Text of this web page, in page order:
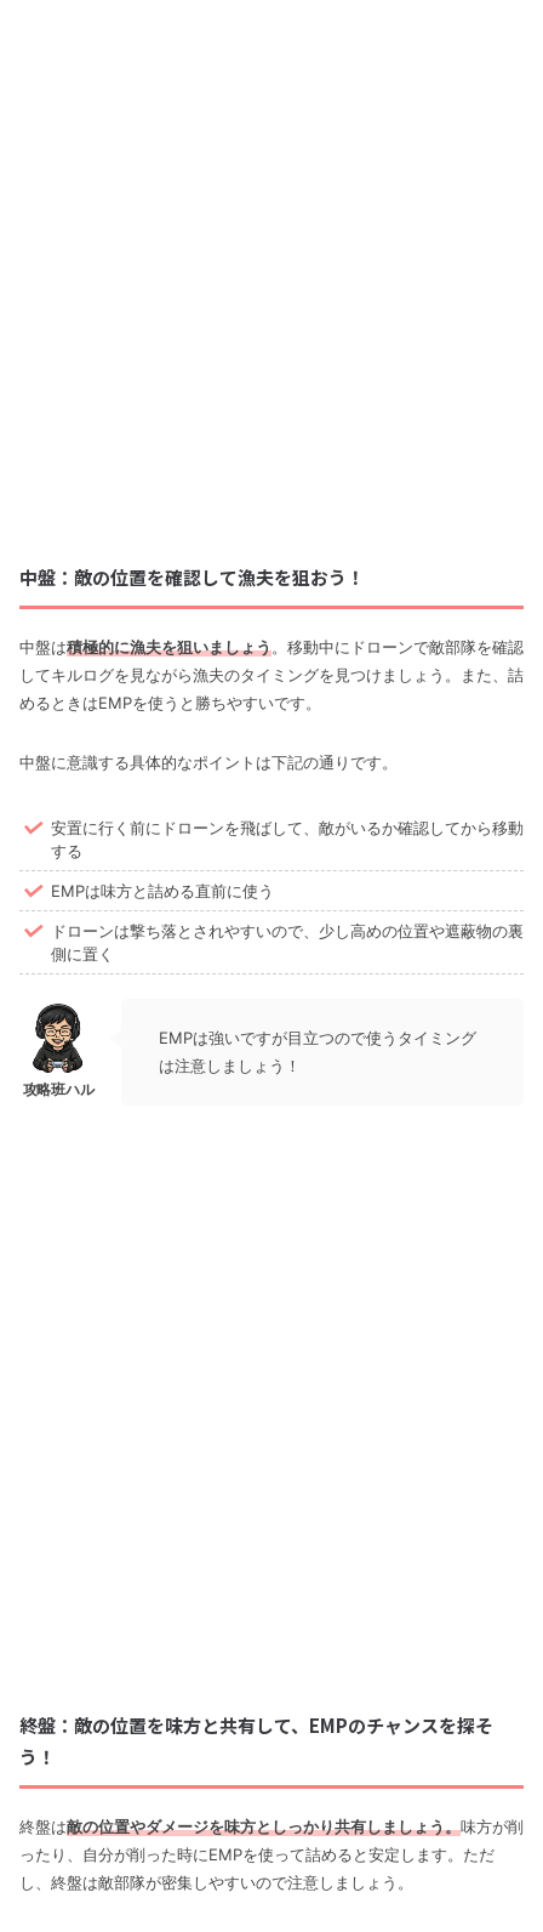
中盤：敵の位置を確認して漁夫を狙おう！
中盤は積極的に漁夫を狙いましょう。移動中にドローンで敵部隊を確認
してキルログを見ながら漁夫のタイミングを見つけましょう。また、詰
めるときはEMPを使うと勝ちやすいです。
中盤に意識する具体的なポイントは下記の通りです。
安置に行く前にドローンを飛ばして、敵がいるか確認してから移動
する
EMPは味方と詰める直前に使う
ドローンは撃ち落とされやすいので、少し高めの位置や遮蔽物の裏
側に置く
EMPは強いですが目立つので使うタイミング
は注意しましょう！
終盤：敵の位置を味方と共有して、EMPのチャンスを探そ
う！
終盤は敵の位置やダメージを味方としっかり共有しましょう。味方が削
ったり、自分が削った時にEMPを使って詰めると安定します。ただ
し、終盤は敵部隊が密集しやすいので注意しましょう。